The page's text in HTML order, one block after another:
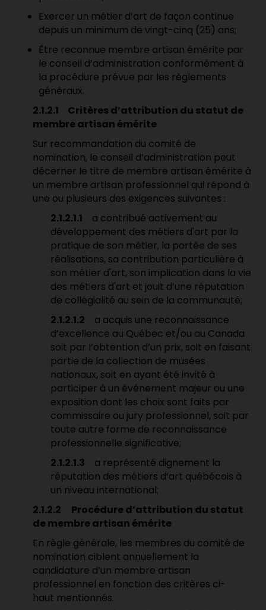
Exercer un métier d’art de façon continue
depuis un minimum de vingt-cinq (25) ans;
Être reconnue membre artisan émérite par
le conseil d’administration conformément à
la procédure prévue par les règlements
généraux.
2.1.2.1 Critères d’attribution du statut de
membre artisan émérite
Sur recommandation du comité de
nomination, le conseil d’administration peut
décerner le titre de membre artisan émérite à
un membre artisan professionnel qui répond à
une ou plusieurs des exigences suivantes :
2.1.2.1.1 a contribué activement au
développement des métiers d'art par la
pratique de son métier, la portée de ses
réalisations, sa contribution particulière à
son métier d'art, son implication dans la vie
des métiers d'art et jouit d’une réputation
de collégialité au sein de la communauté;
2.1.2.1.2 a acquis une reconnaissance
d’excellence au Québec et/ou au Canada
soit par l’obtention d’un prix, soit en faisant
partie de la collection de musées
nationaux, soit en ayant été invité à
participer à un événement majeur ou une
exposition dont les choix sont faits par
commissaire ou jury professionnel, soit par
toute autre forme de reconnaissance
professionnelle significative;
2.1.2.1.3 a représenté dignement la
réputation des métiers d’art québécois à
un niveau international;
2.1.2.2
Procédure d’attribution du statut
de membre artisan émérite
En règle générale, les membres du comité de
nomination ciblent annuellement la
candidature d’un membre artisan
professionnel en fonction des critères ci-
haut mentionnés.